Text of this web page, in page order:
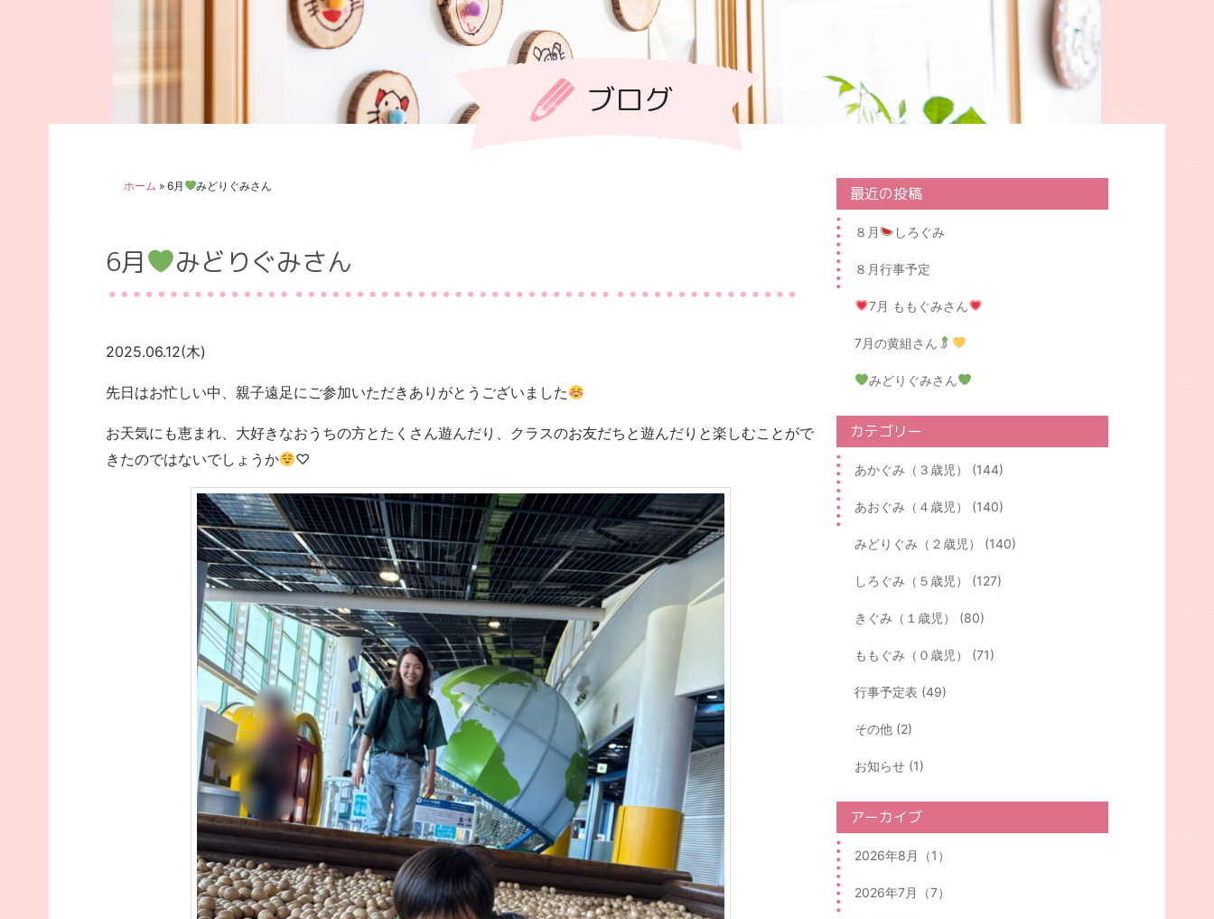
ブログ
ホーム » 6月 みどりぐみさん
6月 みどりぐみさん
2025.06.12(木)
先日はお忙しい中、親子遠足にご参加いただきありがとうございました
お天気にも恵まれ、大好きなおうちの方とたくさん遊んだり、クラスのお友だちと遊んだりと楽しむことがで
きたのではないでしょうか
♡
最近の投稿
８月 しろぐみ
８月行事予定
7月 ももぐみさん
7月の黄組さん
みどりぐみさん
カテゴリー
あかぐみ（３歳児） (144)
あおぐみ（４歳児） (140)
みどりぐみ（２歳児） (140)
しろぐみ（５歳児） (127)
きぐみ（１歳児） (80)
ももぐみ（０歳児） (71)
行事予定表 (49)
その他 (2)
お知らせ (1)
アーカイブ
2026年8月（1）
2026年7月（7）